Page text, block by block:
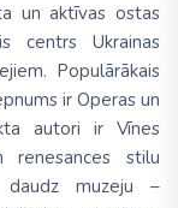
un aktīvas ostas
centrs Ukrainas
Populārākais
ir Operas un
autori ir Vīnes
stilu
daudz muzeju –